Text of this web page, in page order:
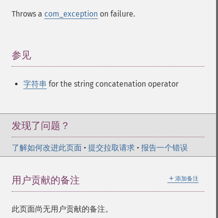
Throws a com_exception on failure.
参见
字符串 for the string concatenation operator
发现了问题？
了解如何改进此页面 • 提交拉取请求 • 报告一个错误
＋ 添加备注
用户贡献的备注
此页面尚无用户贡献的备注。